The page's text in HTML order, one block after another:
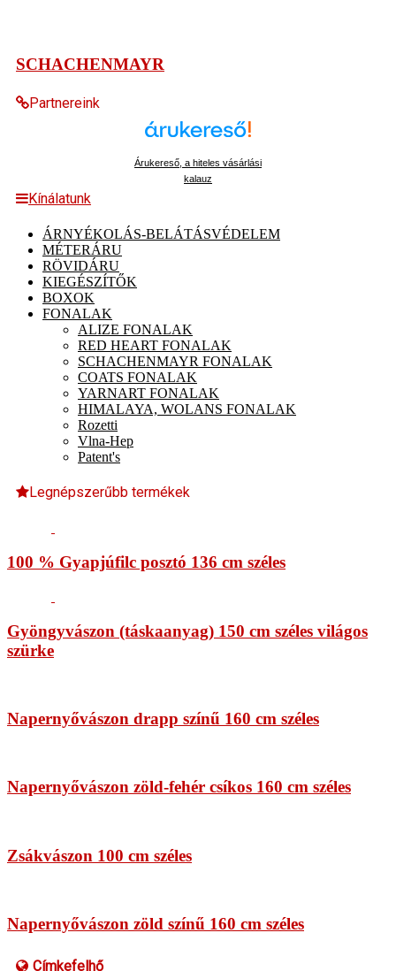
SCHACHENMAYR
Partnereink
Árukereső, a hiteles vásárlási
kalauz
Kínálatunk
ÁRNYÉKOLÁS-BELÁTÁSVÉDELEM
MÉTERÁRU
RÖVIDÁRU
KIEGÉSZÍTŐK
BOXOK
FONALAK
ALIZE FONALAK
RED HEART FONALAK
SCHACHENMAYR FONALAK
COATS FONALAK
YARNART FONALAK
HIMALAYA, WOLANS FONALAK
Rozetti
Vlna-Hep
Patent's
Legnépszerűbb termékek
100 % Gyapjúfilc posztó 136 cm széles
Gyöngyvászon (táskaanyag) 150 cm széles világos
szürke
Napernyővászon drapp színű 160 cm széles
Napernyővászon zöld-fehér csíkos 160 cm széles
Zsákvászon 100 cm széles
Napernyővászon zöld színű 160 cm széles
Címkefelhő